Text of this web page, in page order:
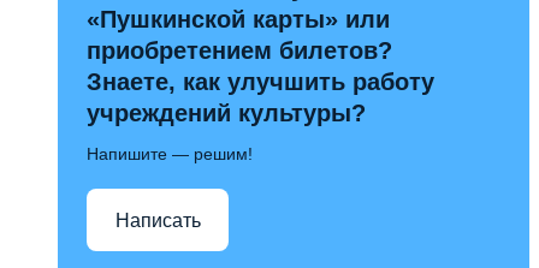
«Пушкинской карты» или
приобретением билетов?
Знаете, как улучшить работу
учреждений культуры?
Напишите — решим!
Написать